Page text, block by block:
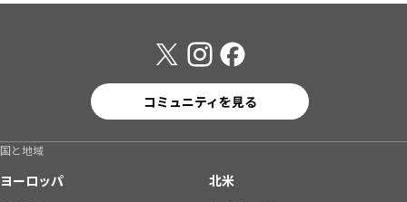
コミュニティを見る
国と地域
ヨーロッパ
北米